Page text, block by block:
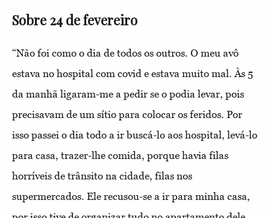
Sobre 24 de fevereiro
“Não foi como o dia de todos os outros. O meu avô
estava no hospital com covid e estava muito mal. Às 5
da manhã ligaram-me a pedir se o podia levar, pois
precisavam de um sítio para colocar os feridos. Por
isso passei o dia todo a ir buscá-lo aos hospital, levá-lo
para casa, trazer-lhe comida, porque havia filas
horríveis de trânsito na cidade, filas nos
supermercados. Ele recusou-se a ir para minha casa,